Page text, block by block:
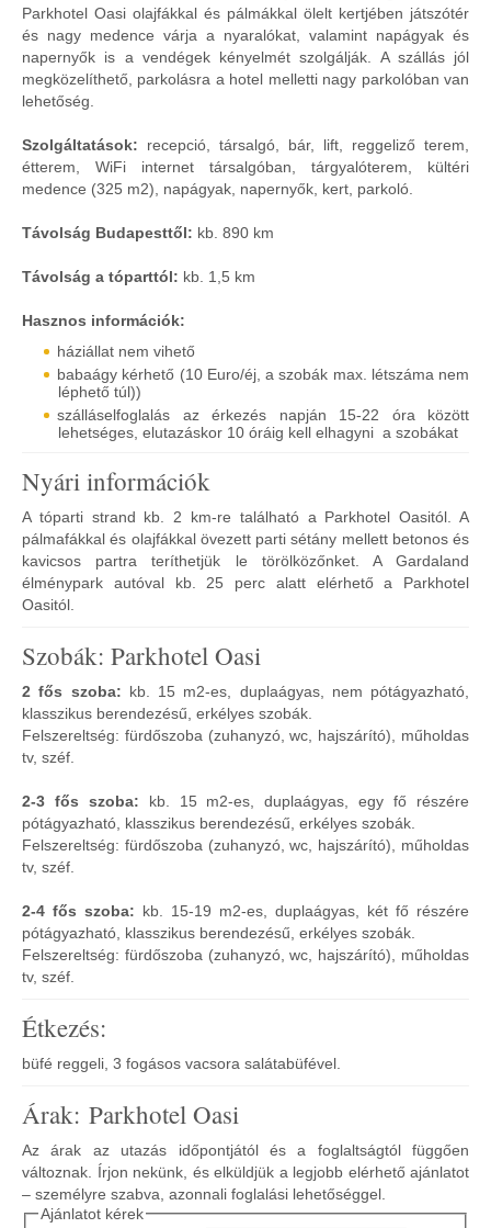
Parkhotel Oasi olajfákkal és pálmákkal ölelt kertjében játszótér
és nagy medence várja a nyaralókat, valamint napágyak és
napernyők is a vendégek kényelmét szolgálják. A szállás jól
megközelíthető, parkolásra a hotel melletti nagy parkolóban van
lehetőség.
Szolgáltatások: recepció, társalgó, bár, lift, reggeliző terem,
étterem, WiFi internet társalgóban, tárgyalóterem, kültéri
medence (325 m2), napágyak, napernyők, kert, parkoló.
Távolság Budapesttől: kb. 890 km
Távolság a tóparttól: kb. 1,5 km
Hasznos információk:
háziállat nem vihető
babaágy kérhető (10 Euro/éj, a szobák max. létszáma nem
léphető túl))
szálláselfoglalás az érkezés napján 15-22 óra között
lehetséges, elutazáskor 10 óráig kell elhagyni a szobákat
Nyári információk
A tóparti strand kb. 2 km-re található a Parkhotel Oasitól. A
pálmafákkal és olajfákkal övezett parti sétány mellett betonos és
kavicsos partra teríthetjük le törölközőnket. A Gardaland
élménypark autóval kb. 25 perc alatt elérhető a Parkhotel
Oasitól.
Szobák: Parkhotel Oasi
2 fős szoba: kb. 15 m2-es, duplaágyas, nem pótágyazható,
klasszikus berendezésű, erkélyes szobák.
Felszereltség: fürdőszoba (zuhanyzó, wc, hajszárító), műholdas
tv, széf.
2-3 fős szoba: kb. 15 m2-es, duplaágyas, egy fő részére
pótágyazható, klasszikus berendezésű, erkélyes szobák.
Felszereltség: fürdőszoba (zuhanyzó, wc, hajszárító), műholdas
tv, széf.
2-4 fős szoba: kb. 15-19 m2-es, duplaágyas, két fő részére
pótágyazható, klasszikus berendezésű, erkélyes szobák.
Felszereltség: fürdőszoba (zuhanyzó, wc, hajszárító), műholdas
tv, széf.
Étkezés:
büfé reggeli, 3 fogásos vacsora salátabüfével.
Árak: Parkhotel Oasi
Az árak az utazás időpontjától és a foglaltságtól függően
változnak. Írjon nekünk, és elküldjük a legjobb elérhető ajánlatot
– személyre szabva, azonnali foglalási lehetőséggel.
Ajánlatot kérek